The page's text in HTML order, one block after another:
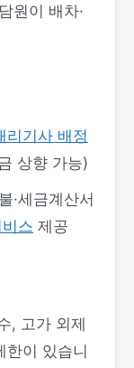
원이 배차·
리기사 배정
상향 가능)
·세금계산서
스 제공
, 고가 외제
한이 있습니